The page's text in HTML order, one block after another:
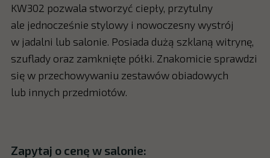
KW302 pozwala stworzyć ciepły, przytulny
ale jednocześnie stylowy i nowoczesny wystrój
w jadalni lub salonie. Posiada dużą szklaną witrynę,
szuflady oraz zamknięte półki. Znakomicie sprawdzi
się w przechowywaniu zestawów obiadowych
lub innych przedmiotów.
Zapytaj o cenę w salonie: